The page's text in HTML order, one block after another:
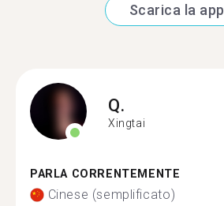
Scarica la app
Q.
Xingtai
PARLA CORRENTEMENTE
Cinese (semplificato)